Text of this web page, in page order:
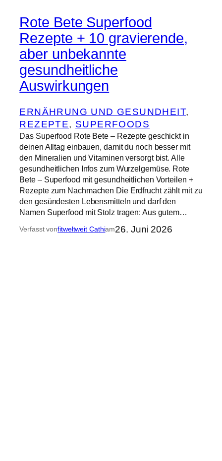
Rote Bete Superfood
Rezepte + 10 gravierende,
aber unbekannte
gesundheitliche
Auswirkungen
ERNÄHRUNG UND GESUNDHEIT
REZEPTE, SUPERFOODS
Das Superfood Rote Bete – Rezepte geschickt in
deinen Alltag einbauen, damit du noch besser mit
den Mineralien und Vitaminen versorgt bist. Alle
gesundheitlichen Infos zum Wurzelgemüse. Rote
Bete – Superfood mit gesundheitlichen Vorteilen +
Rezepte zum Nachmachen Die Erdfrucht zählt mit zu
den gesündesten Lebensmitteln und darf den
Namen Superfood mit Stolz tragen: Aus gutem…
Verfasst vonfitweltweit Cathiam26. Juni 2026